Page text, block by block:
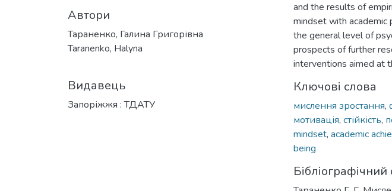
Автори
Тараненко, Галина Григорівна
Taranenko, Halyna
Видавець
Запоріжжя : ТДАТУ
and the results of
mindset with academic
the general level of
prospects of further
interventions aimed at
Ключові слова
мислення зростання,
мотивація, стійкість,
mindset, academic
being
Бібліографічний